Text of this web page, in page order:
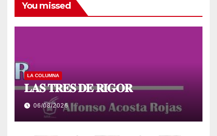
You missed
LA COLUMNA
𝐋𝐀𝐒 𝐓𝐑𝐄𝐒 𝐃𝐄 𝐑𝐈𝐆𝐎𝐑
06/08/2026